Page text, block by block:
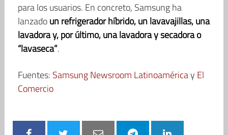
para los usuarios. En concreto, Samsung ha
lanzadoun refrigerador híbrido, un lavavajillas, una
lavadora y, por último, una lavadora y secadora o
“lavaseca”.
Fuentes: Samsung Newsroom Latinoaméricay El
Comercio